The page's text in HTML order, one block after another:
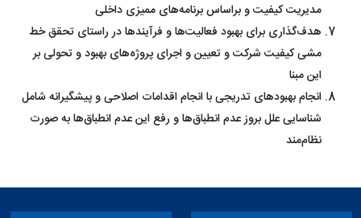
مدیریت کیفیت و براساس برنامه‌های ممیزی داخلی
هدف‌گذاری برای بهبود فعالیت‌ها و فرآیندها در راستای تحقق خط
مشی کیفیت شرکت و تعیین و اجرای پروژه‌های بهبود و تحولی بر
این مبنا
انجام بهبودهای تدریجی با انجام اقدامات اصلاحی و پیشگیرانه شامل
شناسایی علل بروز عدم انطباق‌ها و رفع این عدم انطباق‌ها به صورت
نظام‌مند